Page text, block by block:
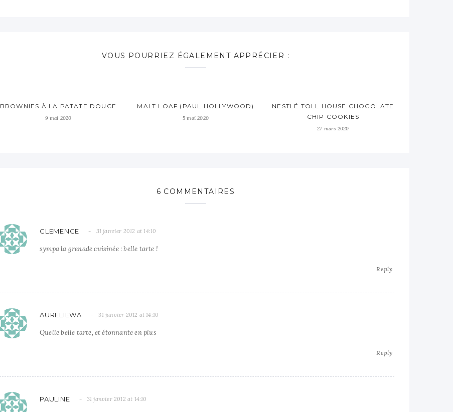
VOUS POURRIEZ ÉGALEMENT APPRÉCIER :
BROWNIES À LA PATATE DOUCE
9 mai 2020
MALT LOAF (PAUL HOLLYWOOD)
5 mai 2020
NESTLÉ TOLL HOUSE CHOCOLATE
CHIP COOKIES
27 mars 2020
6 COMMENTAIRES
CLEMENCE 31 janvier 2012 at 14:10
sympa la grenade cuisinée : belle tarte !
Reply
AURELIEWA 31 janvier 2012 at 14:10
Quelle belle tarte, et étonnante en plus
Reply
PAULINE 31 janvier 2012 at 14:10